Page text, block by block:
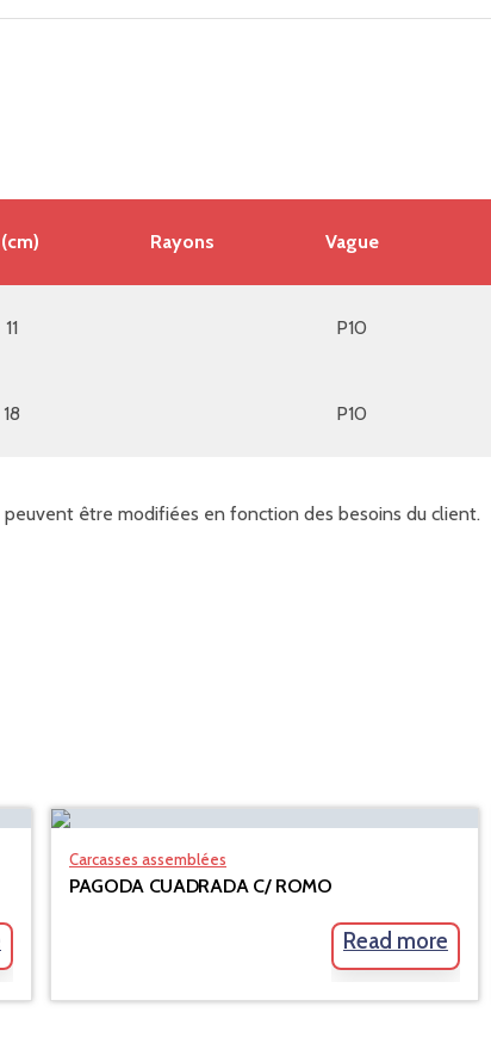
Rayons Vague
11 P10
18 P10
être modifiées en fonction des besoins du client.
Carcasses assemblées
PAGODA CUADRADA C/ ROMO
Read more